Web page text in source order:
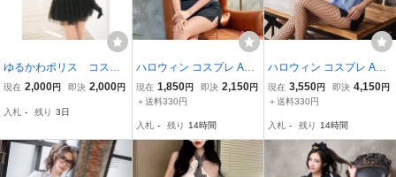
ゆるかわポリス コスプ
レ 衣装 ハロウィン
現在 2,000円 即決 2,000円
入札 - 残り 3日
ハロウィン コスプレ Ann
a Mu コスプレ ポリス コ
スチューム 衣装 婦人警官
現在 1,850円 即決 2,150円
＋送料330円
入札 - 残り 14時間
ハロウィン コスプレ Ann
a Mu コスプレ ポリス コ
スチューム 衣装 婦人警官
現在 3,550円 即決 4,150円
＋送料330円
入札 - 残り 14時間